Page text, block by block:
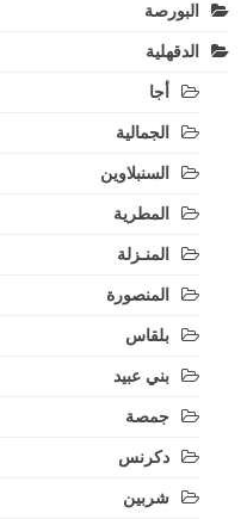
البورصة
الدقهلية
أجا
الجمالية
السنبلاوين
المطرية
المنـزلة
المنصورة
بلقاس
بني عبيد
جمصة
دكرنس
شربين